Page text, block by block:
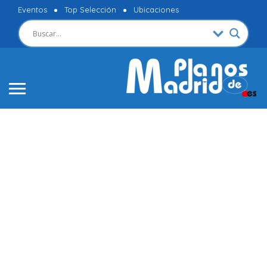
Eventos Top Selección Ubicaciones